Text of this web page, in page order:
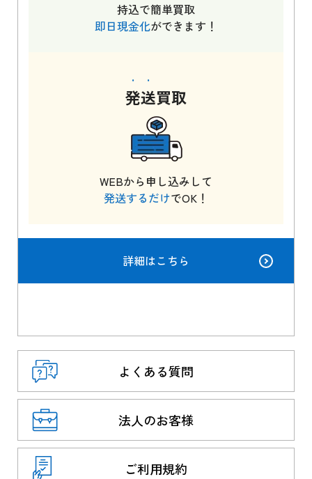
持込で簡単買取
即日現金化ができます！
発送買取
WEBから申し込みして
発送するだけでOK！
詳細はこちら
よくある質問
法人のお客様
ご利用規約